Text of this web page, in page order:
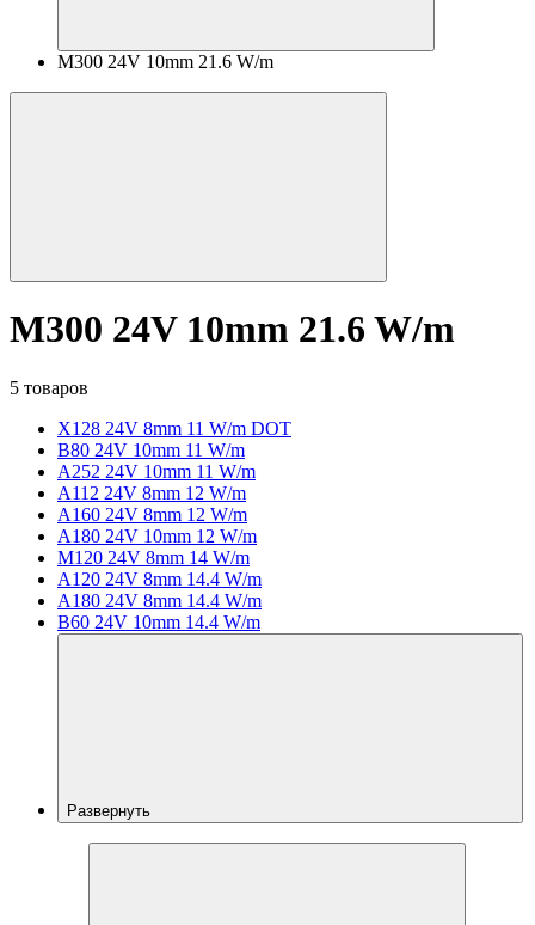
M300 24V 10mm 21.6 W/m
M300 24V 10mm 21.6 W/m
5 товаров
X128 24V 8mm 11 W/m DOT
B80 24V 10mm 11 W/m
A252 24V 10mm 11 W/m
A112 24V 8mm 12 W/m
A160 24V 8mm 12 W/m
A180 24V 10mm 12 W/m
M120 24V 8mm 14 W/m
A120 24V 8mm 14.4 W/m
A180 24V 8mm 14.4 W/m
B60 24V 10mm 14.4 W/m
Развернуть